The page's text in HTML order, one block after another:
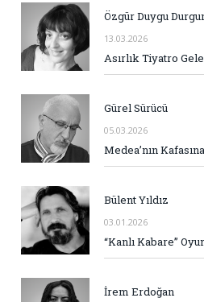
Özgür Duygu
13.03.2026
Asırlık Tiyatro
Gürel Sürücü
05.03.2026
Medea’nın
Bülent Yıldız
03.01.2026
“Kanlı Kabare”
İrem Erdoğan